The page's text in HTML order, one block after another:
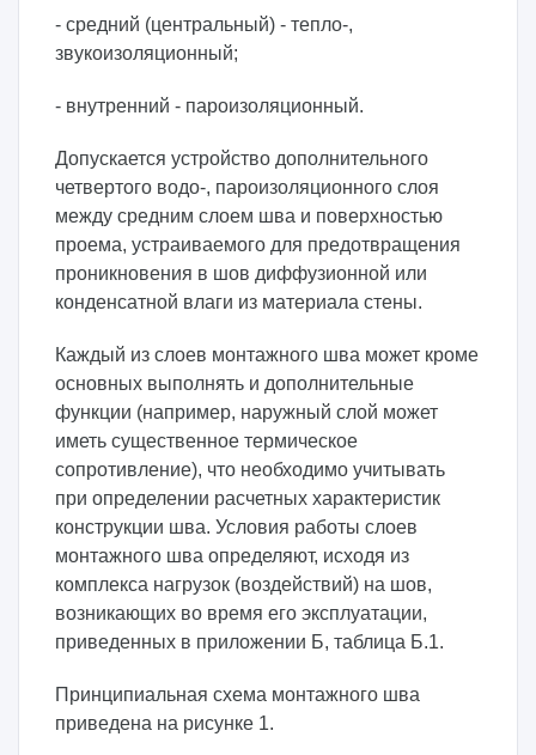
- средний (центральный) - тепло-,
звукоизоляционный;
- внутренний - пароизоляционный.
Допускается устройство дополнительного
четвертого водо-, пароизоляционного слоя
между средним слоем шва и поверхностью
проема, устраиваемого для предотвращения
проникновения в шов диффузионной или
конденсатной влаги из материала стены.
Каждый из слоев монтажного шва может кроме
основных выполнять и дополнительные
функции (например, наружный слой может
иметь существенное термическое
сопротивление), что необходимо учитывать
при определении расчетных характеристик
конструкции шва. Условия работы слоев
монтажного шва определяют, исходя из
комплекса нагрузок (воздействий) на шов,
возникающих во время его эксплуатации,
приведенных в приложении Б, таблица Б.1.
Принципиальная схема монтажного шва
приведена на рисунке 1.